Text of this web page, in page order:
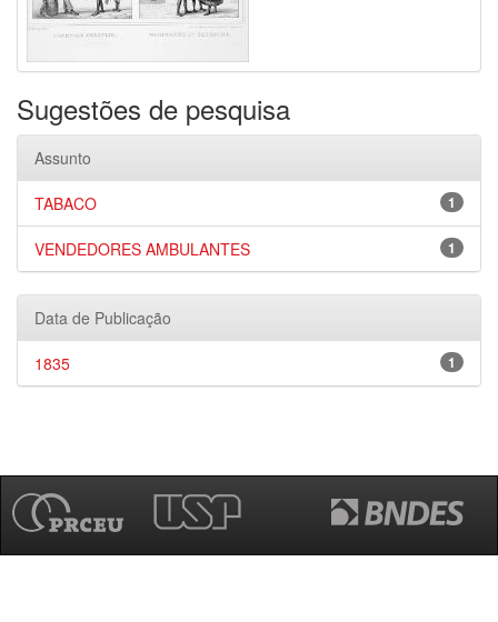
Sugestões de pesquisa
Assunto
1
TABACO
1
VENDEDORES AMBULANTES
Data de Publicação
1
1835